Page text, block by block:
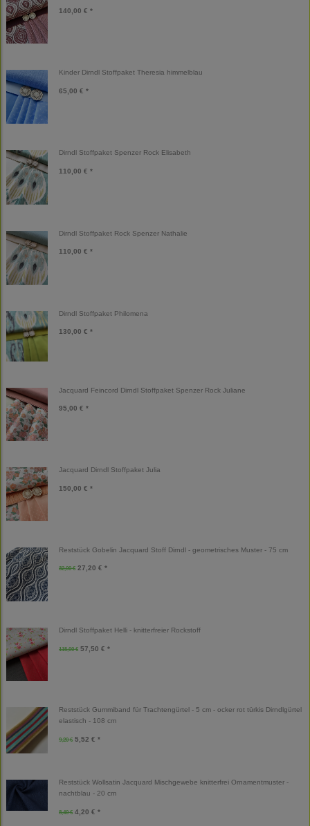
140,00 € *
Kinder Dirndl Stoffpaket Theresia himmelblau
65,00 € *
Dirndl Stoffpaket Spenzer Rock Elisabeth
110,00 € *
Dirndl Stoffpaket Rock Spenzer Nathalie
110,00 € *
Dirndl Stoffpaket Philomena
130,00 € *
Jacquard Feincord Dirndl Stoffpaket Spenzer Rock Juliane
95,00 € *
Jacquard Dirndl Stoffpaket Julia
150,00 € *
Reststück Gobelin Jacquard Stoff Dirndl - geometrisches Muster - 75 cm
32,00 € 27,20 € *
Dirndl Stoffpaket Helli - knitterfreier Rockstoff
115,00 € 57,50 € *
Reststück Gummiband für Trachtengürtel - 5 cm - ocker rot türkis Dirndlgürtel
elastisch - 108 cm
9,20 € 5,52 € *
Reststück Wollsatin Jacquard Mischgewebe knitterfrei Ornamentmuster -
nachtblau - 20 cm
8,40 € 4,20 € *